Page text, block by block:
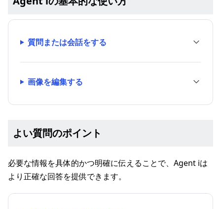
質問または会話をする
画像を編集する
よい質問のポイント
必要な情報を具体的かつ明確に伝えることで、Agent iは
より正確な回答を提供できます。